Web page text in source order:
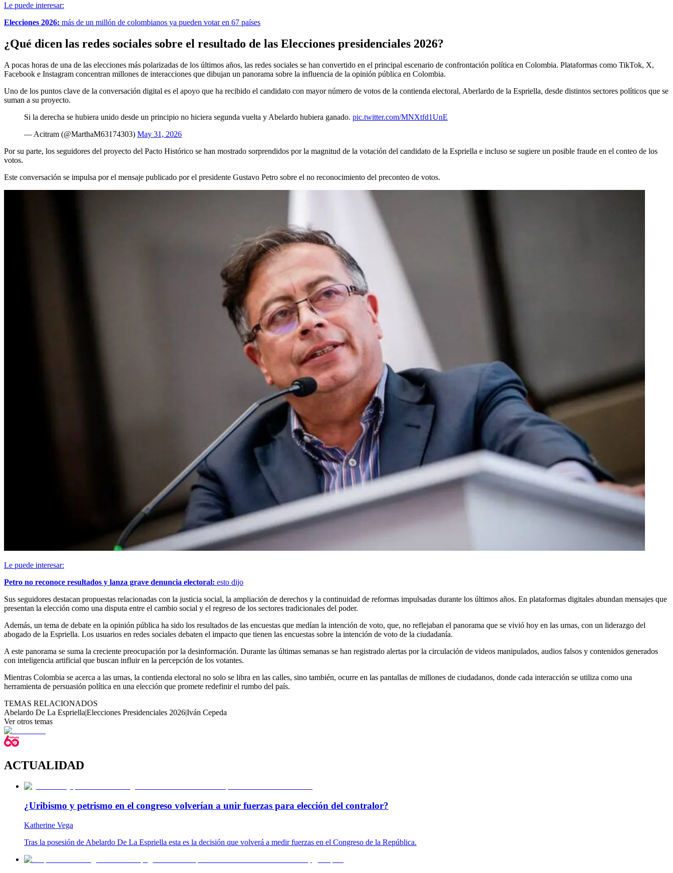
Le puede interesar:
Elecciones 2026: más de un millón de colombianos ya pueden votar en 67 países
¿Qué dicen las redes sociales sobre el resultado de las Elecciones presidenciales 2026?
A pocas horas de una de las elecciones más polarizadas de los últimos años, las redes sociales se han convertido en el principal escenario de confrontación política en Colombia. Plataformas como TikTok, X,
Facebook e Instagram concentran millones de interacciones que dibujan un panorama sobre la influencia de la opinión pública en Colombia.
Uno de los puntos clave de la conversación digital es el apoyo que ha recibido el candidato con mayor número de votos de la contienda electoral, Aberlardo de la Espriella, desde distintos sectores políticos que se
suman a su proyecto.
Si la derecha se hubiera unido desde un principio no hiciera segunda vuelta y Abelardo hubiera ganado. pic.twitter.com/MNXtfd1UnE
— Acitram (@MarthaM63174303) May 31, 2026
Por su parte, los seguidores del proyecto del Pacto Histórico se han mostrado sorprendidos por la magnitud de la votación del candidato de la Espriella e incluso se sugiere un posible fraude en el conteo de los
votos.
Este conversación se impulsa por el mensaje publicado por el presidente Gustavo Petro sobre el no reconocimiento del preconteo de votos.
Le puede interesar:
Petro no reconoce resultados y lanza grave denuncia electoral: esto dijo
Sus seguidores destacan propuestas relacionadas con la justicia social, la ampliación de derechos y la continuidad de reformas impulsadas durante los últimos años. En plataformas digitales abundan mensajes que
presentan la elección como una disputa entre el cambio social y el regreso de los sectores tradicionales del poder.
Además, un tema de debate en la opinión pública ha sido los resultados de las encuestas que medían la intención de voto, que, no reflejaban el panorama que se vivió hoy en las urnas, con un liderazgo del
abogado de la Espriella. Los usuarios en redes sociales debaten el impacto que tienen las encuestas sobre la intención de voto de la ciudadanía.
A este panorama se suma la creciente preocupación por la desinformación. Durante las últimas semanas se han registrado alertas por la circulación de videos manipulados, audios falsos y contenidos generados
con inteligencia artificial que buscan influir en la percepción de los votantes.
Mientras Colombia se acerca a las urnas, la contienda electoral no solo se libra en las calles, sino también, ocurre en las pantallas de millones de ciudadanos, donde cada interacción se utiliza como una
herramienta de persuasión política en una elección que promete redefinir el rumbo del país.
TEMAS RELACIONADOS
Abelardo De La Espriella|Elecciones Presidenciales 2026|Iván Cepeda
Ver otros temas
ACTUALIDAD
¿Uribismo y petrismo en el congreso volverían a unir fuerzas para elección del contralor?
Katherine Vega
Tras la posesión de Abelardo De La Espriella esta es la decisión que volverá a medir fuerzas en el Congreso de la República.